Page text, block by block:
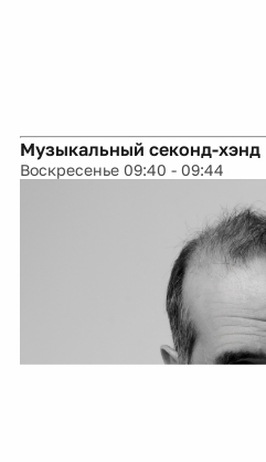
Музыкальный секонд-хэнд
Воскресенье 09:40 - 09:44